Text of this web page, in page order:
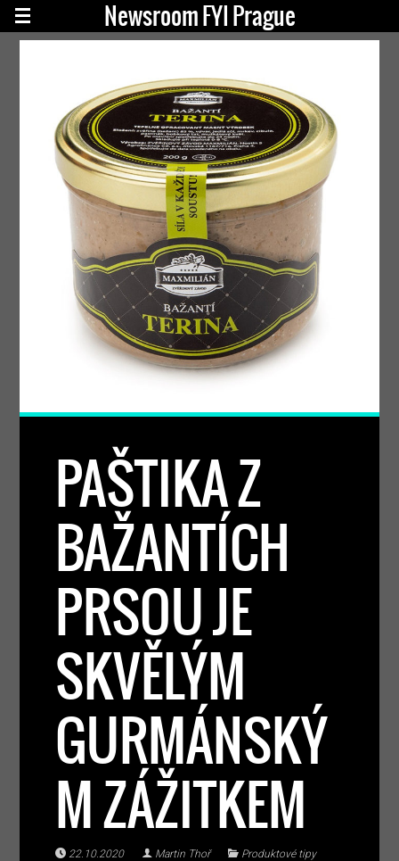
Newsroom FYI Prague
PAŠTIKA Z
BAŽANTÍCH
PRSOU JE
SKVĚLÝM
GURMÁNSKÝ
M ZÁŽITKEM
22.10.2020 Martin Thoř Produktové tipy